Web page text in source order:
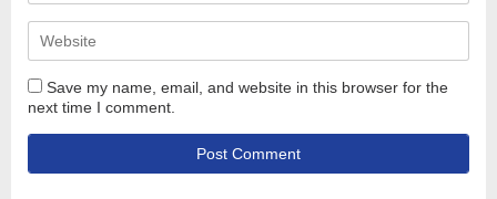
Save my name, email, and website in this browser for the
next time I comment.